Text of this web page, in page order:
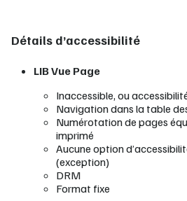
Détails d’accessibilité
LIB Vue Page
Inaccessible, ou
Navigation dans la table
Numérotation de pages
imprimé
Aucune option
(exception)
DRM
Format fixe